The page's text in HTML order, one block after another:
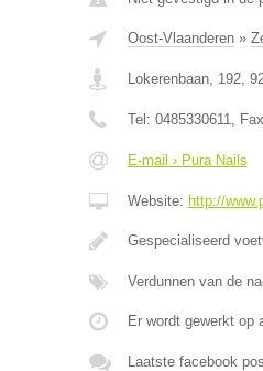
Oost-Vlaanderen»
Lokerenbaan, 192,
Tel: 0485330611,
E-mail › Pura Nails
Website: http://
Gespecialiseerd
Verdunnen van de
Er wordt gewerkt op
Laatste facebook